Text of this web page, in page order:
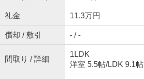
礼金 11.3万円
償却 / 敷引 - / -
間取り / 詳細
1LDK
洋室 5.5帖/LDK 9.1帖